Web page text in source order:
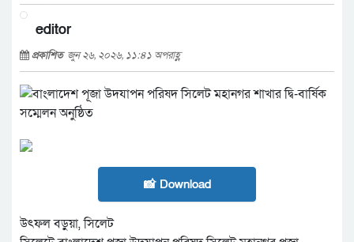
editor
প্রকাশিত জুন ২৬, ২০২৬, ১১:৪১ অপরাহ্ণ
📸 Download
উৎফল বড়ুয়া, সিলেট